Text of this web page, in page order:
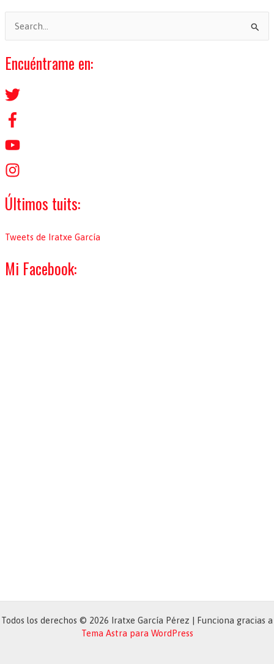
s
c
a
o
r
Encuéntrame en:
Últimos tuits:
Tweets de Iratxe García
Mi Facebook:
Todos los derechos © 2026 Iratxe García Pérez | Funciona gracias a
Tema Astra para WordPress